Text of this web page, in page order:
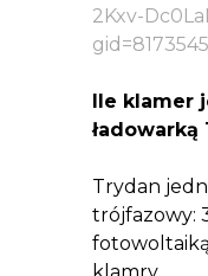
2Kxv-
Ile klamer
ładowarką
Trydan
trójfazowy: